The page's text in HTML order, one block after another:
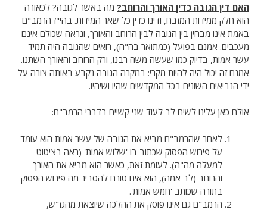
האם דין הגובה כדין האורך והרוחב? מה באשר לגובה? לכאורה
הוא חלק ממידות המזבח, ודינו כדין כל שאר המידות. בהי"ז הרמב"ם
באמת אינו מבחין בין הגובה לבין הרוחב והאורך, ונראה שכולם אינם
מעכבים. אמנם בפועל (כמתואר בה"ה), רואים שהגובה היה תמיד
עשר אמות, בדיוק כמו שעשה משה רבנו, ורק הרוחב והאורך השתנו.
אמנם זה יכול היה להיות מקרי: במקרה הגובה נקבע באותה צורה על
ידי הנביאים השונים בכל המקדשים שהיו ושיהיו.
אולם כאן עלינו לשים לב לעוד שני קשיים בדברי הרמב"ם:
לאחר שהרמב"ם מביא את הגובה של עשר אמות הוא עומד
על פירוש הפסוק שכתוב בו 'שלוש אמות' (ראה בציטוט
למעלה מה"ה). לעומת זאת, כאשר הוא מביא את האורך
והרוחב (לב אמה), הוא אינו טורח להסביר מה פירוש הפסוק
בתורה שכותב 'חמש אמות'.
הרמב"ם גם אינו פוסק את ההלכה שיוצאת מהגז"ש,